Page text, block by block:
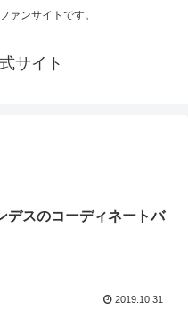
ァンサイトです。
サイト
デスのコーディネートバ
2019.10.31